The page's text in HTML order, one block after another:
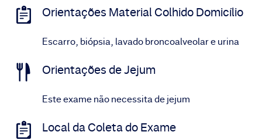
Orientações Material Colhido Domicílio
Escarro, biópsia, lavado broncoalveolar e urina
Orientações de Jejum
Este exame não necessita de jejum
Local da Coleta do Exame